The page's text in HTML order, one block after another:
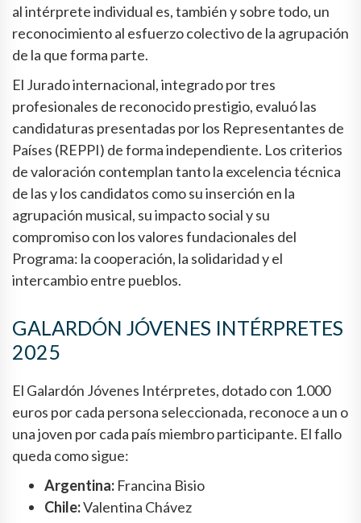
al intérprete individual es, también y sobre todo, un
reconocimiento al esfuerzo colectivo de la agrupación
de la que forma parte.
El Jurado internacional, integrado por tres
profesionales de reconocido prestigio, evaluó las
candidaturas presentadas por los Representantes de
Países (REPPI) de forma independiente. Los criterios
de valoración contemplan tanto la excelencia técnica
de las y los candidatos como su inserción en la
agrupación musical, su impacto social y su
compromiso con los valores fundacionales del
Programa: la cooperación, la solidaridad y el
intercambio entre pueblos.
GALARDÓN JÓVENES INTÉRPRETES
2025
El Galardón Jóvenes Intérpretes, dotado con 1.000
euros por cada persona seleccionada, reconoce a un o
una joven por cada país miembro participante. El fallo
queda como sigue:
Argentina: Francina Bisio
Chile:Valentina Chávez